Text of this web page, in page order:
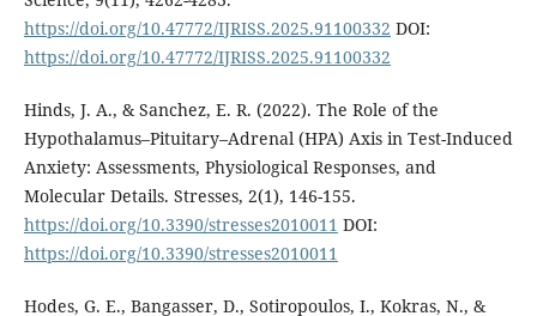
https://doi.org/10.47772/IJRISS.2025.91100332 DOI:
https://doi.org/10.47772/IJRISS.2025.91100332
Hinds, J. A., & Sanchez, E. R. (2022). The Role of the
Hypothalamus–Pituitary–Adrenal (HPA) Axis in Test-Induced
Anxiety: Assessments, Physiological Responses, and
Molecular Details. Stresses, 2(1), 146-155.
https://doi.org/10.3390/stresses2010011 DOI:
https://doi.org/10.3390/stresses2010011
Hodes, G. E., Bangasser, D., Sotiropoulos, I., Kokras, N., &